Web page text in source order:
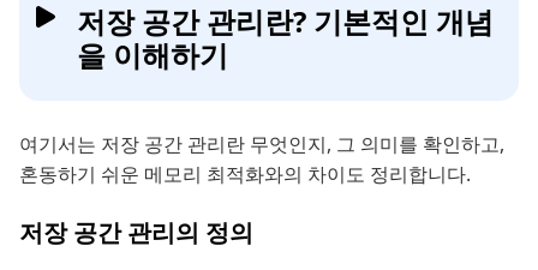
저장 공간 관리란? 기본적인 개념
을 이해하기
여기서는 저장 공간 관리란 무엇인지, 그 의미를 확인하고,
혼동하기 쉬운 메모리 최적화와의 차이도 정리합니다.
저장 공간 관리의 정의